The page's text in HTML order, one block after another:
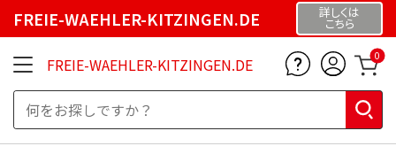
FREIE-WAEHLER-KITZINGEN.DE 詳しくは
こちら
FREIE-WAEHLER-KITZINGEN.DE 0